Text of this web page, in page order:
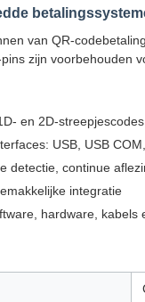
van QR-
zijn voorbehouden
en 2D-
USB, USB
detectie, continue
integratie
hardware, kabels